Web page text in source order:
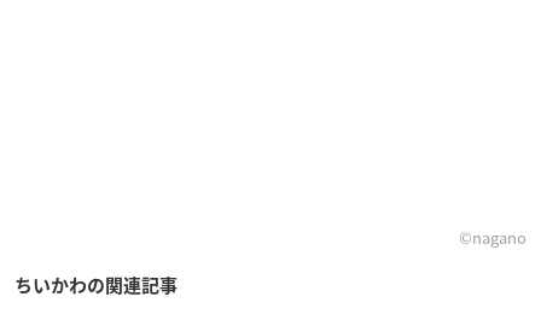
©nagano
ちいかわの関連記事